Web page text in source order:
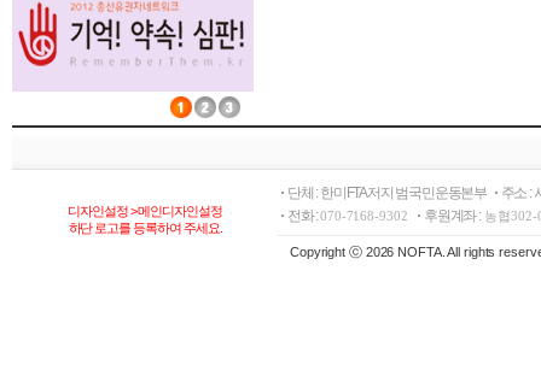
디자인설정 > 메인디자인설정
하단 로고를 등록하여 주세요.
단체 : 한미FTA저지 범국민운동본부
주소 :
전화 :070-7168-9302 후원계좌 : 농협302-
Copyright ⓒ 2026 NOFTA. All rights